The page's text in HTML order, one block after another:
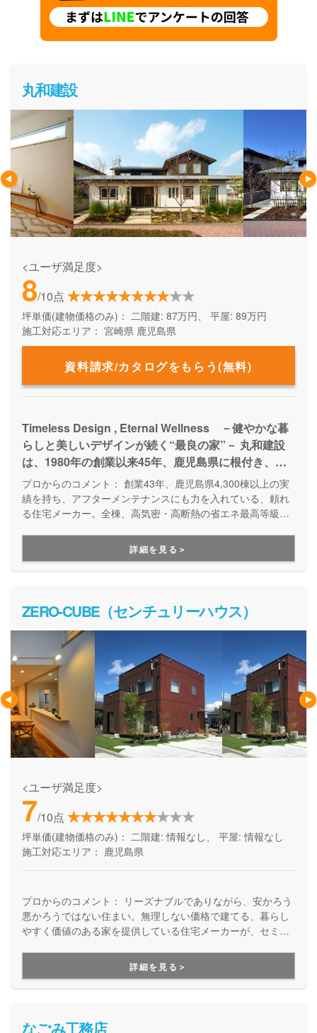
丸和建設
<ユーザ満足度>
8/10点
坪単価(建物価格のみ)： 二階建: 87万円、 平屋: 89万円
施工対応エリア： 宮崎県 鹿児島県
資料請求/カタログをもらう(無料)
Timeless Design , Eternal Wellness －健やかな暮
らしと美しいデザインが続く“最良の家”－ 丸和建設
は、1980年の創業以来45年、鹿児島県に根付き、
『住』を基軸とした様々な事業を展開しています。こ
れまで累積4,500棟以上の住まいを提供させていただ
いてきた中で、家族の生涯の幸せを実現できる本当に
つの答えが、『健やかな暮らしと美しいデザインが続
く、“最良の家”』だと考えています。 家族皆、いつ
プロからのコメント： 創業43年、鹿児島県4,300棟以上の実
績を持ち、アフターメンテナンスにも力を入れている、頼れ
る住宅メーカー。全棟、高気密・高断熱の省エネ最高等級の
で、入居後、アレルギーや喘息・鼻炎などが改善したという
嬉しい報告も少なくありません。宿泊体感ができるモデルハ
ウスも用意されています。
詳細を見る＞
ZERO-CUBE（センチュリーハウス）
<ユーザ満足度>
7/10点
坪単価(建物価格のみ)： 二階建: 情報なし、 平屋: 情報なし
施工対応エリア： 鹿児島県
プロからのコメント：
リーズナブルでありながら、安かろう
悪かろうではない住まい。無理しない価格で建てる、暮らし
やすく価値のある家を提供している住宅メーカーが、セミオ
のご相談から、お任せください。
詳細を見る＞
なごみ工務店